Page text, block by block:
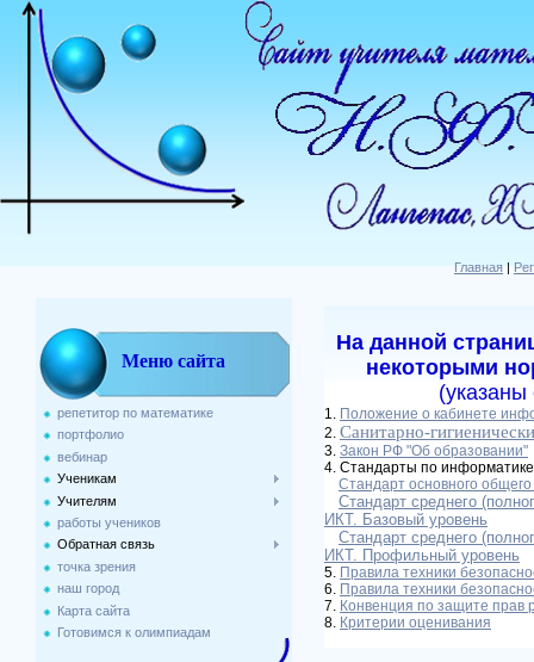
Главная |
Меню сайта
репетитор по математике
портфолио
вебинар
Ученикам
Учителям
работы учеников
Обратная связь
точка зрения
наш город
Карта сайта
Готовимся к олимпиадам
На данной
некоторыми
(указаны
1. Положение о кабинете
2. Санитарно-
3. Закон РФ "Об образовании"
4. Стандарты по информатике
Стандарт основного
Стандарт среднего
ИКТ. Базовый уровень
Стандарт среднего
ИКТ. Профильный уровень
5. Правила техники
6. Правила техники
7. Конвенция по защите прав
8. Критерии оценивания